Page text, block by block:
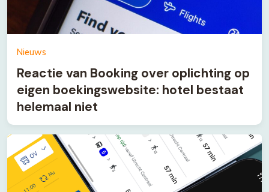
Nieuws
Reactie van Booking over oplichting op
eigen boekingswebsite: hotel bestaat
helemaal niet